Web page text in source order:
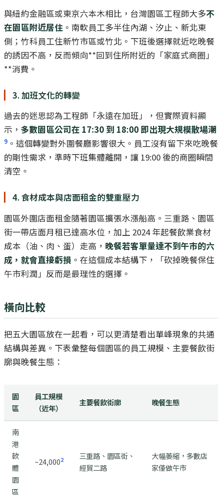
與紐約金融區或東京六本木相比，台灣園區工程師大多不
在園區附近居住 。南軟員工多半住內湖、汐止、新北東
側；竹科員工住新竹市區或竹北。下班後選擇就近吃晚餐
的誘因不高，反而傾向**回到住所附近的「家庭式商圈」
**消費。
3. 加班文化的轉變
過去的迷思認為工程師「永遠在加班」，但實際資料顯
示， 多數園區公司在 17:30 到 18:00 即出現大規模散場潮
9 。這個轉變對外圍餐廳影響很大。員工沒有留下來吃晚餐
的剛性需求，準時下班集體離開，讓 19:00 後的商圈瞬間
清空。
4. 食材成本與店面租金的雙重壓力
園區外圍店面租金隨著園區擴張水漲船高。三重路、園區
街一帶店面月租已達高水位，加上 2024 年起餐飲業食材
成本（油、肉、蛋）走高， 晚餐若客單量達不到午市的六
成，就會直接虧損 。在這個成本結構下，「砍掉晚餐保住
午市利潤」反而是最理性的選擇。
橫向比較
把五大園區放在一起看，可以更清楚看出單峰現象的共通
結構與差異。下表彙整每個園區的員工規模、主要餐飲街
廓與晚餐生態：
園
區
員工規模
（近年）
主要餐飲街廓 晚餐生態
南
港
軟
體
園
區
~24,0002
三重路、園區街、
經貿二路
大幅萎縮，多數店
家僅做午市